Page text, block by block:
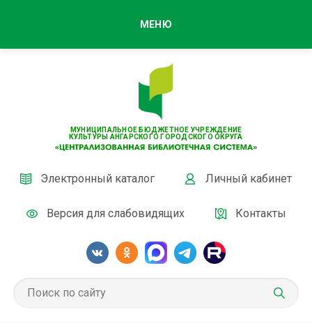
МУНИЦИПАЛЬНОЕ БЮДЖЕТНОЕ УЧРЕЖДЕНИЕ
КУЛЬТУРЫ АНГАРСКОГО ГОРОДСКОГО ОКРУГА
Электронный каталог Личный кабинет
Версия для слабовидящих Контакты
МЕНЮ